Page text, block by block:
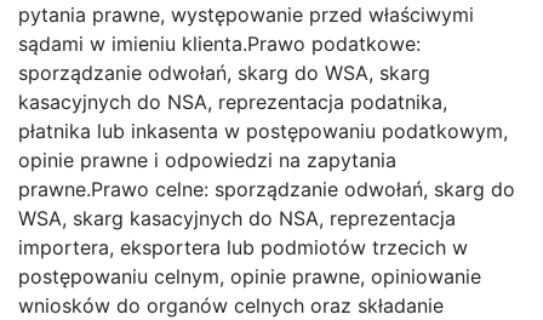
pytania prawne, występowanie przed właściwymi
sądami w imieniu klienta.Prawo podatkowe:
sporządzanie odwołań, skarg do WSA, skarg
kasacyjnych do NSA, reprezentacja podatnika,
płatnika lub inkasenta w postępowaniu podatkowym,
opinie prawne i odpowiedzi na zapytania
prawne.Prawo celne: sporządzanie odwołań, skarg do
WSA, skarg kasacyjnych do NSA, reprezentacja
importera, eksportera lub podmiotów trzecich w
postępowaniu celnym, opinie prawne, opiniowanie
wniosków do organów celnych oraz składanie